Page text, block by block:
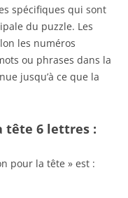
spécifiques qui sont
du puzzle. Les
les numéros
ou phrases dans la
jusqu’à ce que la
tête 6 lettres :
pour la tête » est :